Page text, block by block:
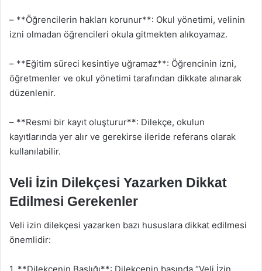
– **Öğrencilerin hakları korunur**: Okul yönetimi, velinin
izni olmadan öğrencileri okula gitmekten alıkoyamaz.
– **Eğitim süreci kesintiye uğramaz**: Öğrencinin izni,
öğretmenler ve okul yönetimi tarafından dikkate alınarak
düzenlenir.
– **Resmi bir kayıt oluşturur**: Dilekçe, okulun
kayıtlarında yer alır ve gerekirse ileride referans olarak
kullanılabilir.
Veli İzin Dilekçesi Yazarken Dikkat
Edilmesi Gerekenler
Veli izin dilekçesi yazarken bazı hususlara dikkat edilmesi
önemlidir:
1. **Dilekçenin Başlığı**: Dilekçenin başında “Veli İzin